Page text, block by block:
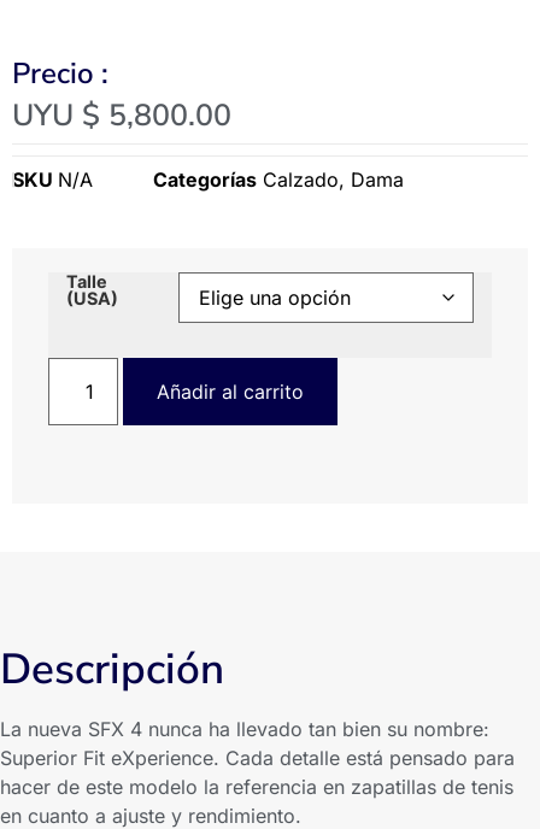
Precio :
UYU $ 5,800.00
SKU N/A Categorías Calzado, Dama
Talle
(USA)
Añadir al carrito
Descripción
La nueva SFX 4 nunca ha llevado tan bien su nombre:
Superior Fit eXperience. Cada detalle está pensado para
hacer de este modelo la referencia en zapatillas de tenis
en cuanto a ajuste y rendimiento.